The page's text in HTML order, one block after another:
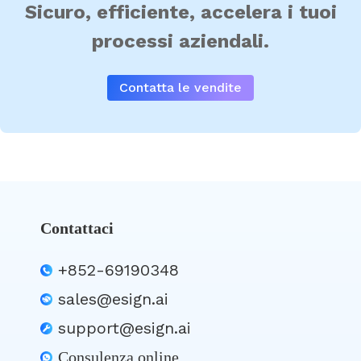
Sicuro, efficiente, accelera i tuoi
processi aziendali.
Contatta le vendite
Contattaci
+852-69190348
sales@esign.ai
support@esign.ai
Consulenza online